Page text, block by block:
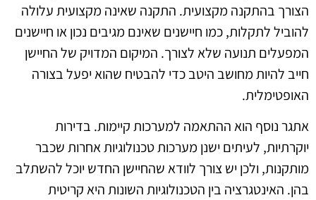
הצורך בהתקנה מקצועית. התקנה שאינה מקצועית עלולה
להוביל לתקלות, כמו חיישנים שאינם מגיבים נכון או חיישנים
המפעלים תנועה שלא לצורך. המיקום המדויק של החיישן
חייב להיות מחושב היטב כדי להבטיח שהוא יפעל בצורה
האופטימלית.
אתגר נוסף הוא ההתאמה למערכות קיימות. בדירות
יוקרתיות, לעיתים ישנן מערכות טכנולוגיות אחרות שכבר
מותקנות, ולכן יש צורך לוודא שהחיישן החדש יוכל להשתלב
בהן. האינטגרציה בין הטכנולוגיות השונות היא קריטית